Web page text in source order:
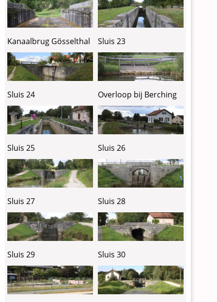
Kanaalbrug Gösselthal Sluis 23
Sluis 24 Overloop bij Berching
Sluis 25 Sluis 26
Sluis 27 Sluis 28
Sluis 29 Sluis 30